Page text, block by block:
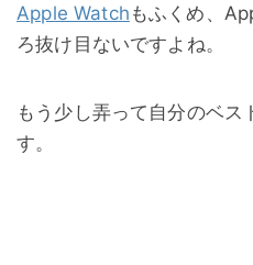
Apple Watch もふくめ、
ろ抜け目ないですよね。
もう少し弄って自分のベス
す。